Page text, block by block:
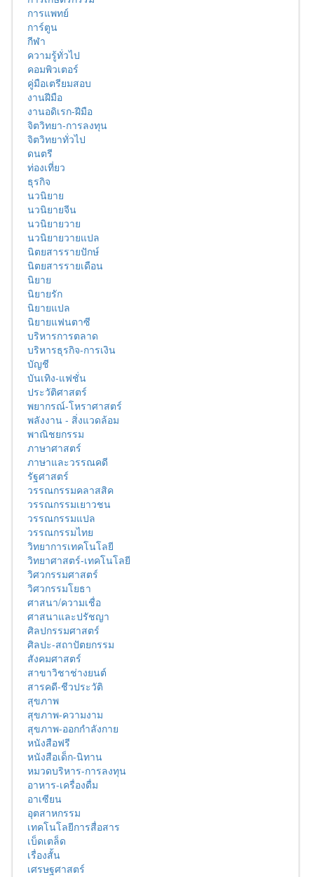
การแพทย์
การ์ตูน
กีฬา
ความรู้ทั่วไป
คอมพิวเตอร์
คู่มือเตรียมสอบ
งานฝีมือ
งานอดิเรก-ฝีมือ
จิตวิทยา-การลงทุน
จิตวิทยาทั่วไป
ดนตรี
ท่องเที่ยว
ธุรกิจ
นวนิยาย
นวนิยายจีน
นวนิยายวาย
นวนิยายวายแปล
นิตยสารรายปักษ์
นิตยสารรายเดือน
นิยาย
นิยายรัก
นิยายแปล
นิยายแฟนตาซี
บริหารการตลาด
บริหารธุรกิจ-การเงิน
บัญชี
บันเทิง-แฟชั่น
ประวัติศาสตร์
พยากรณ์-โหราศาสตร์
พลังงาน - สิ่งแวดล้อม
พาณิชยกรรม
ภาษาศาสตร์
ภาษาและวรรณคดี
รัฐศาสตร์
วรรณกรรมคลาสสิค
วรรณกรรมเยาวชน
วรรณกรรมแปล
วรรณกรรมไทย
วิทยาการเทคโนโลยี
วิทยาศาสตร์-เทคโนโลยี
วิศวกรรมศาสตร์
วิศวกรรมโยธา
ศาสนา/ความเชื่อ
ศาสนาและปรัชญา
ศิลปกรรมศาสตร์
ศิลปะ-สถาปัตยกรรม
สังคมศาสตร์
สาขาวิชาช่างยนต์
สารคดี-ชีวประวัติ
สุขภาพ
สุขภาพ-ความงาม
สุขภาพ-ออกกำลังกาย
หนังสือฟรี
หนังสือเด็ก-นิทาน
หมวดบริหาร-การลงทุน
อาหาร-เครื่องดื่ม
อาเซียน
อุตสาหกรรม
เทคโนโลยีการสื่อสาร
เบ็ดเตล็ด
เรื่องสั้น
เศรษฐศาสตร์